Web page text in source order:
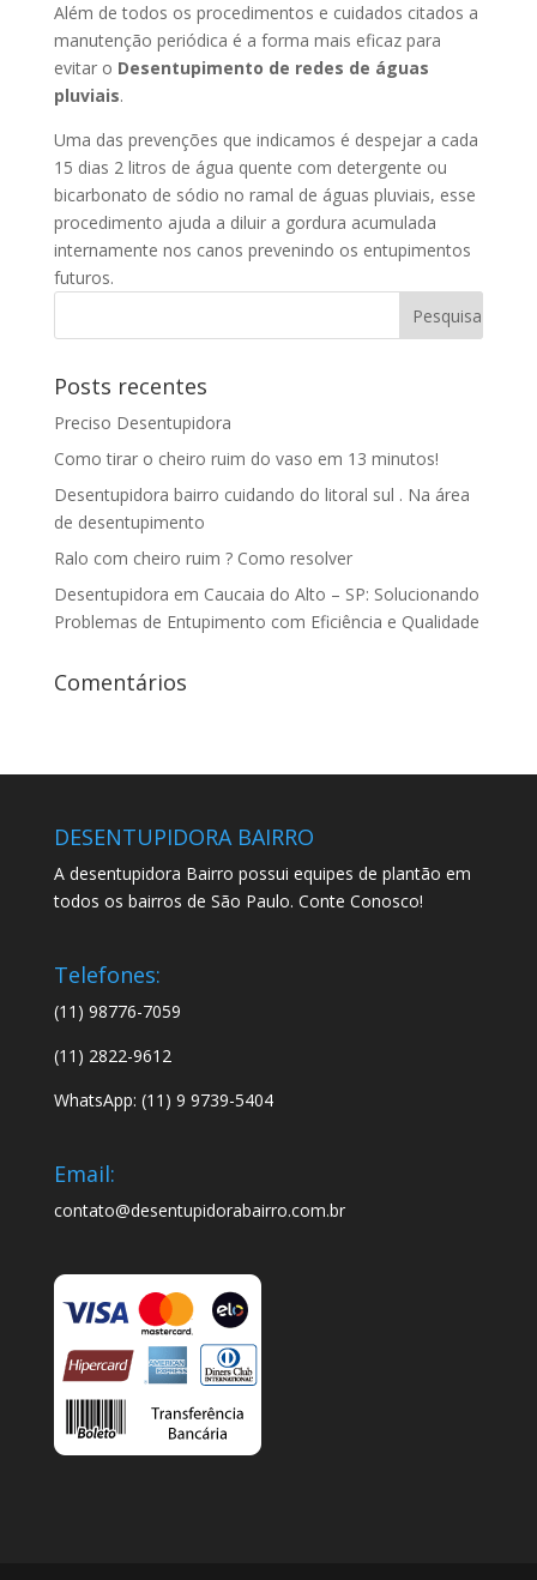
Além de todos os procedimentos e cuidados citados a
manutenção periódica é a forma mais eficaz para
evitar o Desentupimento de redes de águas
pluviais.
Uma das prevenções que indicamos é despejar a cada
15 dias 2 litros de água quente com detergente ou
bicarbonato de sódio no ramal de águas pluviais, esse
procedimento ajuda a diluir a gordura acumulada
internamente nos canos prevenindo os entupimentos
futuros.
Posts recentes
Preciso Desentupidora
Como tirar o cheiro ruim do vaso em 13 minutos!
Desentupidora bairro cuidando do litoral sul . Na área
de desentupimento
Ralo com cheiro ruim ? Como resolver
Desentupidora em Caucaia do Alto – SP: Solucionando
Problemas de Entupimento com Eficiência e Qualidade
Comentários
DESENTUPIDORA BAIRRO
A desentupidora Bairro possui equipes de plantão em
todos os bairros de São Paulo. Conte Conosco!
Telefones:
(11) 98776-7059
(11) 2822-9612
WhatsApp: (11) 9 9739-5404
Email:
contato@desentupidorabairro.com.br